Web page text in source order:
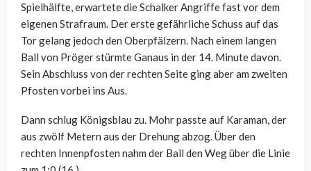
Spielhälfte, erwartete die Schalker Angriffe fast vor dem
eigenen Strafraum. Der erste gefährliche Schuss auf das
Tor gelang jedoch den Oberpfälzern. Nach einem langen
Ball von Pröger stürmte Ganaus in der 14. Minute davon.
Sein Abschluss von der rechten Seite ging aber am zweiten
Pfosten vorbei ins Aus.
Dann schlug Königsblau zu. Mohr passte auf Karaman, der
aus zwölf Metern aus der Drehung abzog. Über den
rechten Innenpfosten nahm der Ball den Weg über die Linie